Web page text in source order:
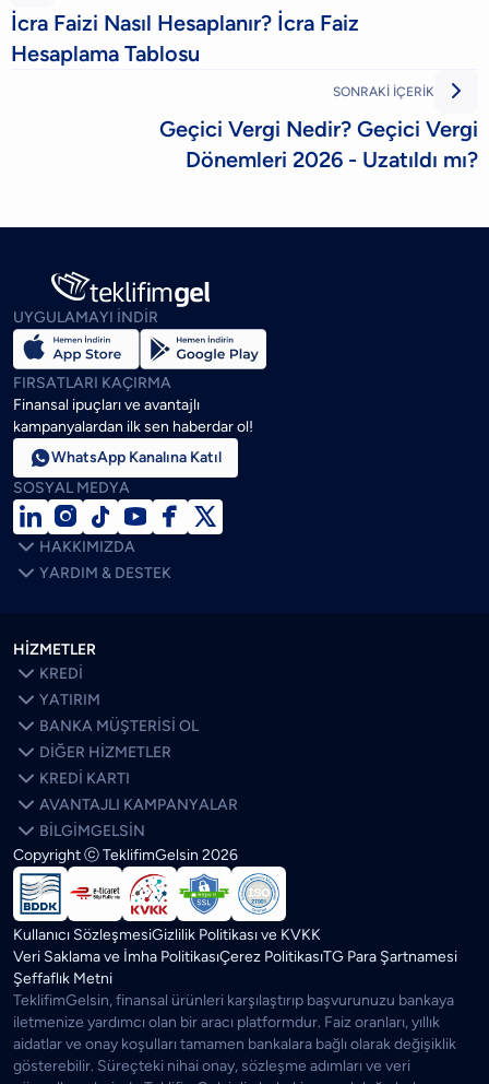
İcra Faizi Nasıl Hesaplanır? İcra Faiz
Hesaplama Tablosu
SONRAKİ İÇERİK 
Geçici Vergi Nedir? Geçici Vergi
Dönemleri 2026 - Uzatıldı mı?
UYGULAMAYI İNDİR
FIRSATLARI KAÇIRMA
Finansal ipuçları ve avantajlı
kampanyalardan ilk sen haberdar ol!
WhatsApp Kanalına Katıl
SOSYAL MEDYA
    

 HAKKIMIZDA
 YARDIM & DESTEK
HİZMETLER
 KREDİ
 YATIRIM
 BANKA MÜŞTERİSİ OL
 DİĞER HİZMETLER
 KREDİ KARTI
 AVANTAJLI KAMPANYALAR
 BİLGİMGELSİN
SON BLOGLARÖNE ÇIKANLAR
Kredi Kartı Limitim Neden Düştü? Bankalar Limiti Neye Göre
Belirliyor?
Kredi Faizleri Düşerse Ev Fiyatları Ne Olur? Artar mı?
Parasal Sıkılaşma Ne Demek? Olursa Ne Olur? Ne Zaman
Biter?
Copyright ⓒ TeklifimGelsin 2026
Kullanıcı SözleşmesiGizlilik Politikası ve KVKK
Veri Saklama ve İmha PolitikasıÇerez PolitikasıTG Para Şartnamesi
Şeffaflık Metni
TeklifimGelsin, finansal ürünleri karşılaştırıp başvurunuzu bankaya
iletmenize yardımcı olan bir aracı platformdur. Faiz oranları, yıllık
aidatlar ve onay koşulları tamamen bankalara bağlı olarak değişiklik
gösterebilir. Süreçteki nihai onay, sözleşme adımları ve veri